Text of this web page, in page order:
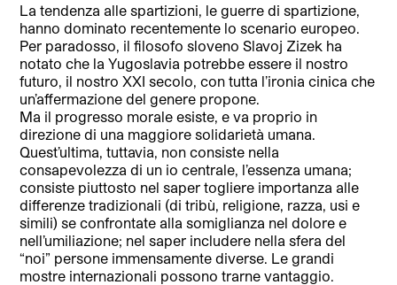
La tendenza alle spartizioni, le guerre di spartizione,
hanno dominato recentemente lo scenario europeo.
Per paradosso, il filosofo sloveno Slavoj Zizek ha
notato che la Yugoslavia potrebbe essere il nostro
futuro, il nostro XXI secolo, con tutta l’ironia cinica che
un’affermazione del genere propone.
Ma il progresso morale esiste, e va proprio in
direzione di una maggiore solidarietà umana.
Quest’ultima, tuttavia, non consiste nella
consapevolezza di un io centrale, l’essenza umana;
consiste piuttosto nel saper togliere importanza alle
differenze tradizionali (di tribù, religione, razza, usi e
simili) se confrontate alla somiglianza nel dolore e
nell’umiliazione; nel saper includere nella sfera del
“noi” persone immensamente diverse. Le grandi
mostre internazionali possono trarne vantaggio.